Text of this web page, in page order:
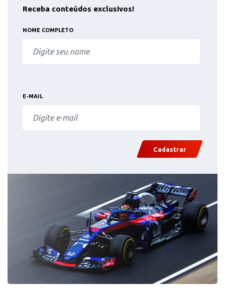
Receba conteúdos exclusivos!
NOME COMPLETO
E-MAIL
Cadastrar